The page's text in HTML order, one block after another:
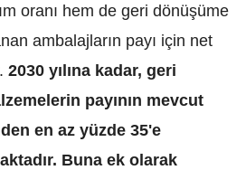
oranı hem de geri dönüşüme
ambalajların payı için net
2030 yılına kadar, geri
payının mevcut
en az yüzde 35'e
Buna ek olarak